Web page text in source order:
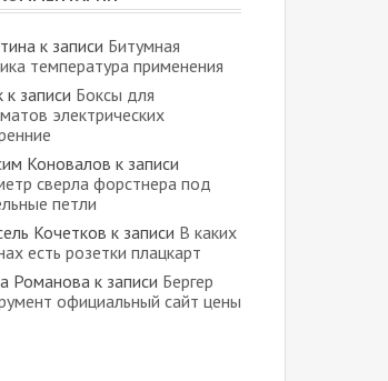
к записи Битумная
температура применения
к записи Боксы для
электрических
Коновалов к записи
сверла форстнера под
петли
Кочетков к записи В каких
есть розетки плацкарт
Романовак записи Бергер
официальный сайт цены